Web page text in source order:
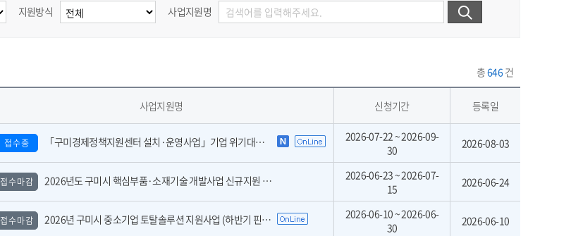
지원방식 사업지원명
총646건
사업지원명 신청기간 등록일
접수중 「구미경제정책지원센터 설치·운영사업」기업 위기대응 원스톱 에이전트 참여기업 모집공고
2026-07-22 ~ 2026-09-
30
2026-08-03
접수마감 2026년도 구미시 핵심부품·소재기술 개발사업 신규지원 대상과제 공고(2차)
2026-06-23 ~ 2026-07-
15
2026-06-24
접수마감 2026년 구미시 중소기업 토탈솔루션 지원사업 (하반기 핀포인트 지원)
2026-06-10 ~ 2026-06-
30
2026-06-10